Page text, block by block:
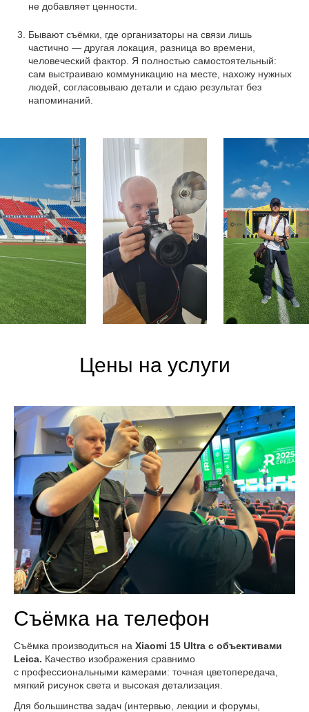
не добавляет ценности.
Бывают съёмки, где организаторы на связи лишь
частично — другая локация, разница во времени,
человеческий фактор. Я полностью самостоятельный:
сам выстраиваю коммуникацию на месте, нахожу нужных
людей, согласовываю детали и сдаю результат без
напоминаний.
Цены на услуги
Съёмка на телефон
Съёмка производиться на Xiaomi 15 Ultra с объективами
Leica. Качество изображения сравнимо
с профессиональными камерами: точная цветопередача,
мягкий рисунок света и высокая детализация.
Для большинства задач (интервью, лекции и форумы,